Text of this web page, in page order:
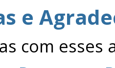
e
com esses